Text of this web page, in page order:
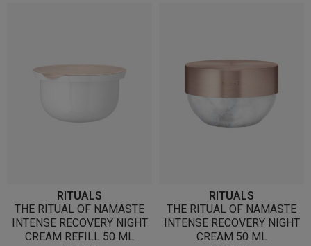
RITUALS
THE RITUAL OF NAMASTE
INTENSE RECOVERY NIGHT
CREAM REFILL 50 ML
RITUALS
THE RITUAL OF NAMASTE
INTENSE RECOVERY NIGHT
CREAM 50 ML